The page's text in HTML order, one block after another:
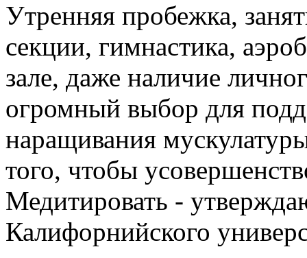
Утренняя пробежка,
секции, гимнастика,
зале, даже наличие
огромный выбор для
наращивания
того, чтобы
Медитировать -
Калифорнийского